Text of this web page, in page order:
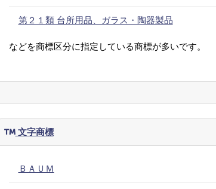
第２１類 台所用品、ガラス・陶器製品
などを商標区分に指定している商標が多いです。
文字商標
ＢＡＵＭ